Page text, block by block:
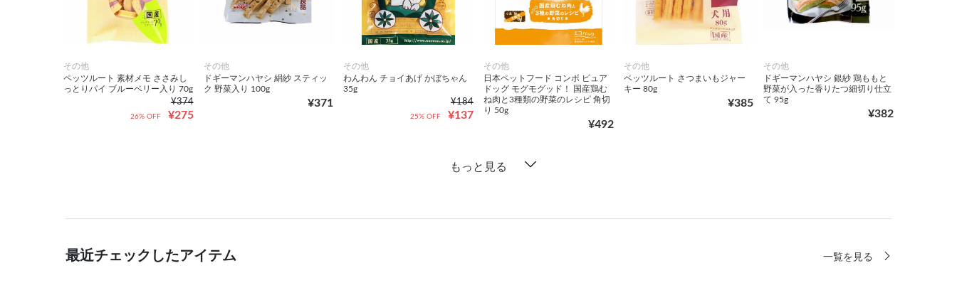
その他
ペッツルート 素材メモ ささみし
っとりパイ ブルーベリー入り 70g
¥374
¥275
26% OFF
その他
ドギーマンハヤシ 絹紗 スティッ
ク 野菜入り 100g
¥371
その他
わんわん チョイあげ かぼちゃん
35g
¥184
¥137
25% OFF
その他
日本ペットフード コンボ ピュア
ドッグ モグモグッド！ 国産鶏む
ね肉と3種類の野菜のレシピ 角切
り 50g
¥492
その他
ペッツルート さつまいもジャー
キー 80g
¥385
その他
ドギーマンハヤシ 銀紗 鶏ももと
野菜が入った香りたつ細切り仕立
て 95g
¥382
もっと見る
最近チェックしたアイテム 一覧を見る